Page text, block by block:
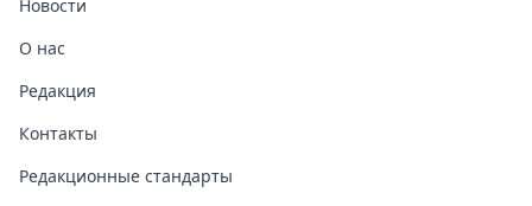
Новости
О нас
Редакция
Контакты
Редакционные стандарты